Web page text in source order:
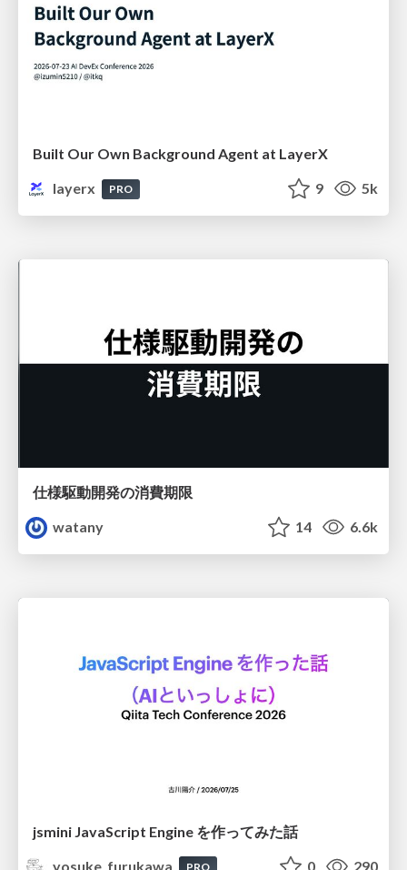
Built Our Own Background Agent at LayerX
layerx
PRO 9 5k
仕様駆動開発の消費期限
watany
14 6.6k
jsmini JavaScript Engine を作ってみた話
yosuke_furukawa
PRO 0 290